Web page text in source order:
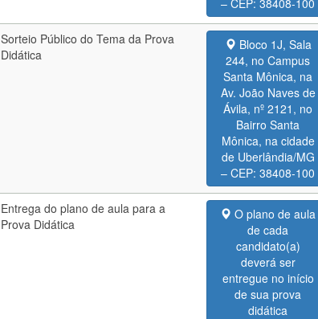
– CEP: 38408-100
Sorteio Público do Tema da Prova
Didática
Bloco 1J, Sala
244, no Campus
Santa Mônica, na
Av. João Naves de
Ávila, nº 2121, no
Bairro Santa
Mônica, na cidade
de Uberlândia/MG
– CEP: 38408-100
Entrega do plano de aula para a
Prova Didática
O plano de aula
de cada
candidato(a)
deverá ser
entregue no início
de sua prova
didática